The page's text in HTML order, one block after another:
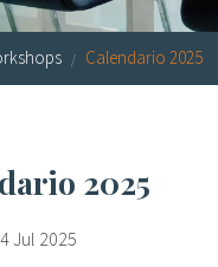
Calendario 2025
2025
Jul 2025